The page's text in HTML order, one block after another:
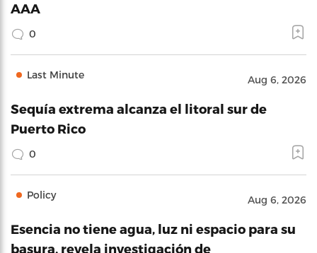
AAA
0
Last Minute Aug 6, 2026
Sequía extrema alcanza el litoral sur de
Puerto Rico
0
Policy Aug 6, 2026
Esencia no tiene agua, luz ni espacio para su
basura, revela investigación de